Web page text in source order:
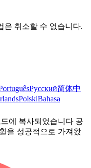
은 취소할 수 없습니다.
Русский简体中
PolskiBahasa
에 복사되었습니다 공
을 성공적으로 가져왔